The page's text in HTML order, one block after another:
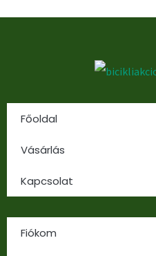
Főoldal
Vásárlás
Kapcsolat
Fiókom